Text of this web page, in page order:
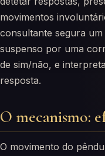
movimentos
consultante segura
suspenso por uma
de sim/não, e
resposta.
O mecanismo:
O movimento do